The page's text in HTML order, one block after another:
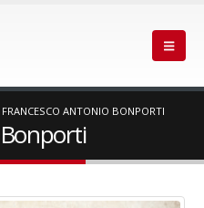
FRANCESCO ANTONIO BONPORTI